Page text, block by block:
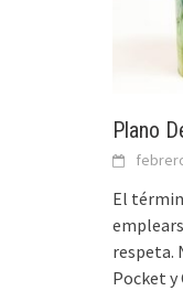
Plano
El
respeta.
Pocket y